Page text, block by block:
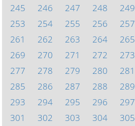
245
246 247 248 249
253
254 255 256 257
261
262 263 264 265
269
270 271 272 273
277
278 279 280 281
285
286 287 288 289
293
294 295 296 297
301
302 303 304 305